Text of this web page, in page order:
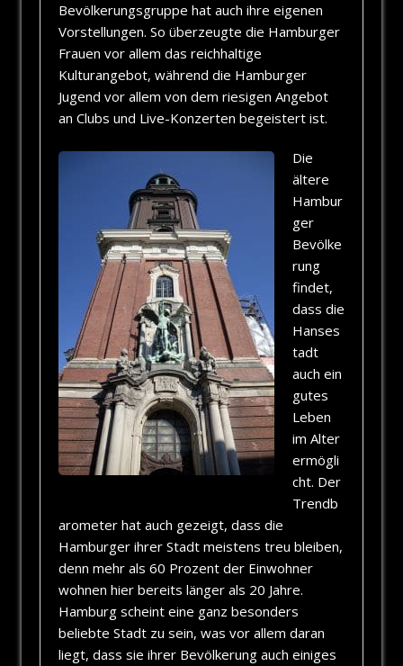
Bevölkerungsgruppe hat auch ihre eigenen
Vorstellungen. So überzeugte die Hamburger
Frauen vor allem das reichhaltige
Kulturangebot, während die Hamburger
Jugend vor allem von dem riesigen Angebot
an Clubs und Live-Konzerten begeistert ist.
Die
ältere
Hambur
ger
Bevölke
rung
findet,
dass die
Hanses
tadt
auch ein
gutes
Leben
im Alter
ermögli
cht. Der
Trendb
arometer hat auch gezeigt, dass die
Hamburger ihrer Stadt meistens treu bleiben,
denn mehr als 60 Prozent der Einwohner
wohnen hier bereits länger als 20 Jahre.
Hamburg scheint eine ganz besonders
beliebte Stadt zu sein, was vor allem daran
liegt, dass sie ihrer Bevölkerung auch einiges